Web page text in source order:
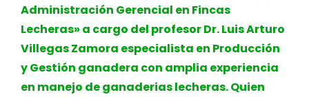
Administración Gerencial en Fincas
Lecheras» a cargo del profesor Dr. Luis Arturo
Villegas Zamora especialista en Producción
y Gestión ganadera con amplia experiencia
en manejo de ganaderias lecheras. Quien